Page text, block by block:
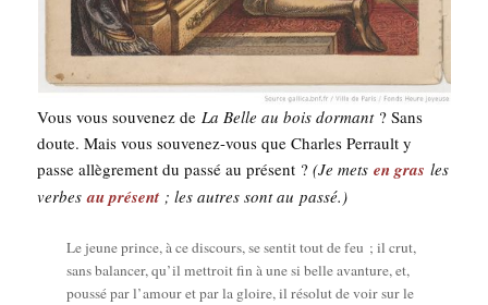
Vous vous sou­ve­nez deLa Belle au bois dor­mant? Sans
doute. Mais vous sou­ve­nez-vous que Charles Per­rault y
passe allè­gre­ment du pas­sé au pré­sent ?(Je metsen gras les
verbesau pré­sent; les autres sont au passé.)
Le jeune prince, à ce dis­cours, se sen­tit tout de feu ; il crut,
sans balan­cer, qu’il met­troit fin à une si belle avan­ture, et,
pous­sé par l’amour et par la gloire, il réso­lut de voir sur le